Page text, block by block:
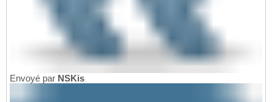
Envoyé par NSKis